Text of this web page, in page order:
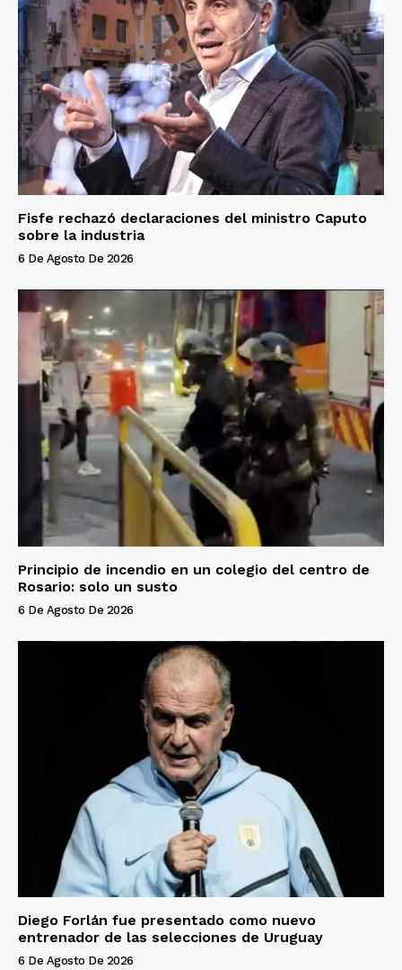
Fisfe rechazó declaraciones del ministro Caputo
sobre la industria
6 De Agosto De 2026
Principio de incendio en un colegio del centro de
Rosario: solo un susto
6 De Agosto De 2026
Diego Forlán fue presentado como nuevo
entrenador de las selecciones de Uruguay
6 De Agosto De 2026